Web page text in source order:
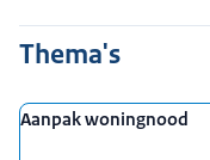
Thema's
Aanpak woningnood